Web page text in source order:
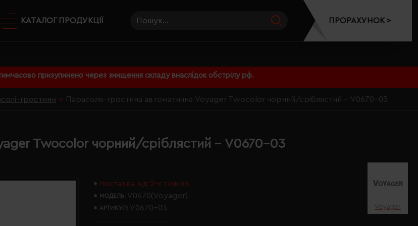
призупинено через знищення складу внаслідок обстрілу рф.
КАТАЛОГ ПРОДУКЦІЇ ПРОРАХУНОК >
тростини Парасоля-тростина автоматична Voyager Twocolor чорний/сріблястий - V0670-03
Twocolor чорний/сріблястий - V0670-03
поставка від 2-х тижнів
МОДЕЛЬ: V0670(Voyager)
АРТИКУЛ: V0670-03 Voyager